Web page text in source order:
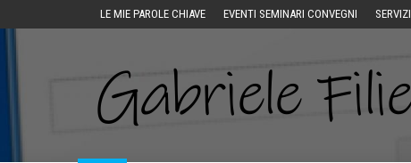
LE MIE PAROLE CHIAVE EVENTI SEMINARI CONVEGNI SERVIZI